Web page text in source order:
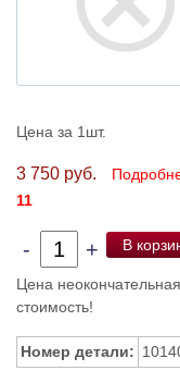
Цена за 1шт.
3 750 руб.
11
- + В
Цена
стоимость!
Номер детали: